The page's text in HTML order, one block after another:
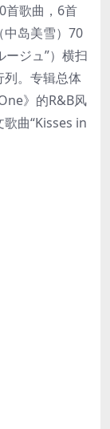
首歌曲，6首
中岛美雪）70
ージュ”）横扫
列。专辑总体
》的R&B风
曲“Kisses in